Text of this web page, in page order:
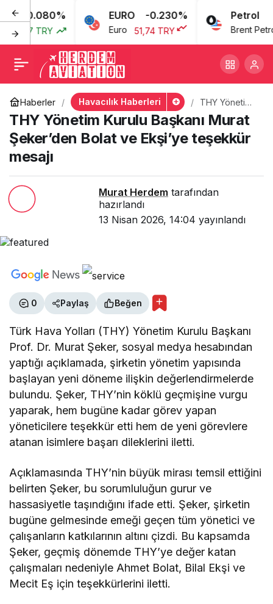
0.080%
TRY
EURO -0.230%
Euro 51,74 TRY
Petrol
Brent Petrol
Haberler Havacılık Haberleri
THY Yönetim
Kurulu
Başkanı Murat
Şeker’den
Bolat ve
mesajı
THY Yönetim Kurulu Başkanı Murat
Şeker’den Bolat ve Ekşi’ye teşekkür
mesajı
Murat Herdem tarafından
hazırlandı
13 Nisan 2026, 14:04 yayınlandı
0 Paylaş Beğen
Türk Hava Yolları (THY) Yönetim Kurulu Başkanı
Prof. Dr. Murat Şeker, sosyal medya hesabından
yaptığı açıklamada, şirketin yönetim yapısında
başlayan yeni döneme ilişkin değerlendirmelerde
bulundu. Şeker, THY’nin köklü geçmişine vurgu
yaparak, hem bugüne kadar görev yapan
yöneticilere teşekkür etti hem de yeni görevlere
atanan isimlere başarı dileklerini iletti.
Açıklamasında THY’nin büyük mirası temsil ettiğini
belirten Şeker, bu sorumluluğun gurur ve
hassasiyetle taşındığını ifade etti. Şeker, şirketin
bugüne gelmesinde emeği geçen tüm yönetici ve
çalışanların katkılarının altını çizdi. Bu kapsamda
Şeker, geçmiş dönemde THY’ye değer katan
çalışmaları nedeniyle Ahmet Bolat, Bilal Ekşi ve
Mecit Eş için teşekkürlerini iletti.
THY Yönetim Kurulu
Başkanı Murat Şeker’den
Bolat ve Ekşi’ye teşekkür
mesajı
+ - 0